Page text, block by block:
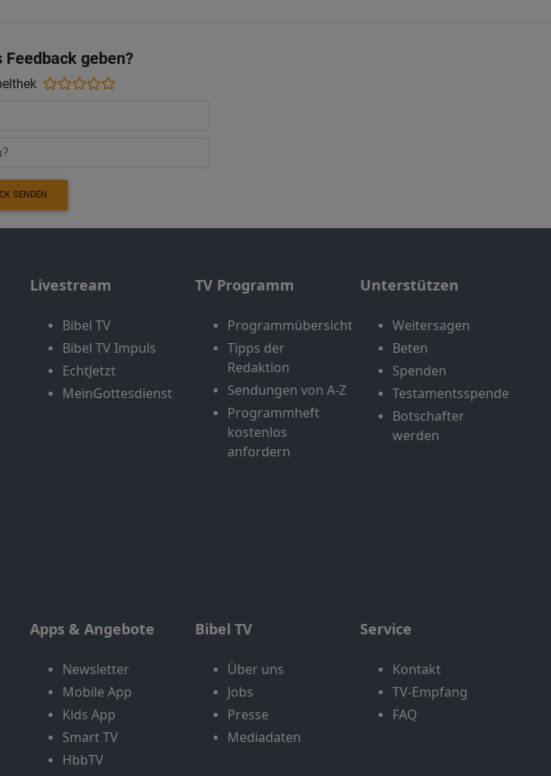
geben?
SENDEN
Livestream
Bibel TV
Bibel TV Impuls
EchtJetzt
MeinGottesdienst
TV Programm
Programmübersicht
Tipps der
Redaktion
Sendungen von A-Z
Programmheft
kostenlos
anfordern
Unterstützen
Weitersagen
Beten
Spenden
Testamentsspende
Botschafter
werden
Apps & Angebote
Newsletter
Mobile App
Kids App
Smart TV
HbbTV
Bibel TV
Über uns
Jobs
Presse
Mediadaten
Service
Kontakt
TV-Empfang
FAQ